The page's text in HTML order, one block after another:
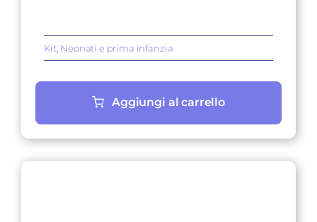
Kit, Neonati e prima infanzia
Aggiungi al carrello